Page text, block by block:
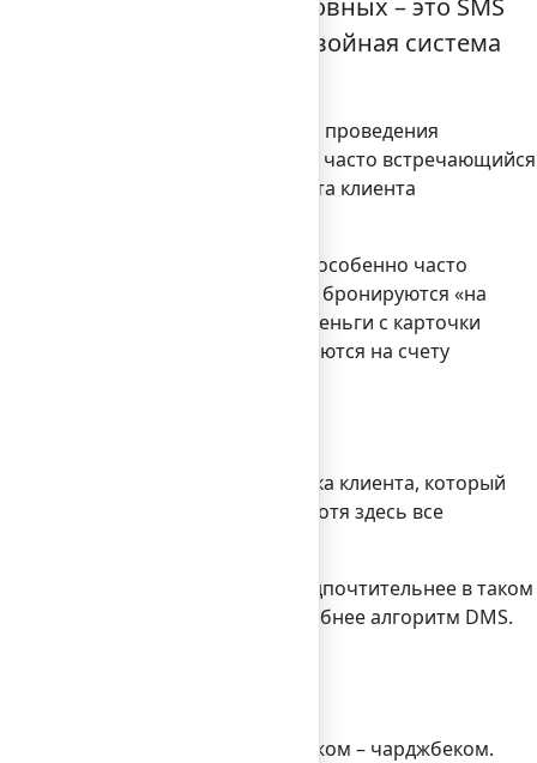
говорят о двух основных – это SMS
message system — «двойная система
друг другу в момент проведения
транзакции – это наиболее часто встречающийся
за покупку списывается со счета клиента
К примеру, такой вид оплаты особенно часто
товар, и деньги клиента просто бронируются «на
клиенту, только тогда деньги с карточки
отменяется, и деньги остаются на счету
о системе VISA – банка клиента, который
операции проходят как DMS. Хотя здесь все
что любые операция предпочтительнее в таком
или гостиницы, кажется удобнее алгоритм DMS.
дело с возвратным платежом – чарджбеком.